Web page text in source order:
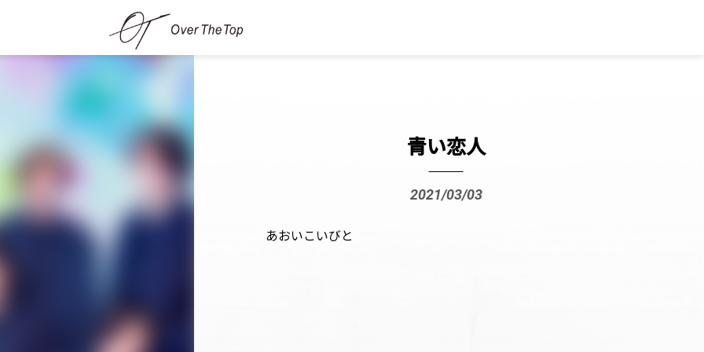
青い恋人
2021/03/03
あおいこいびと